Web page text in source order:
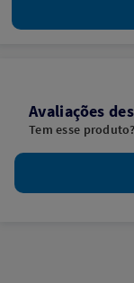
Avaliações
Tem esse